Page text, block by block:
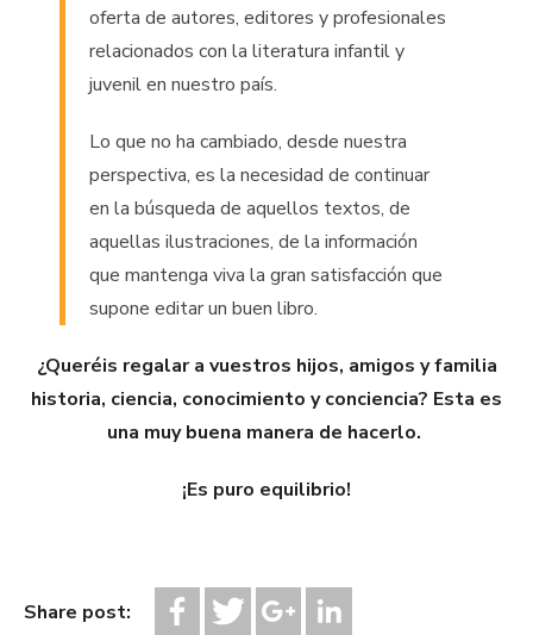
oferta de autores, editores y profesionales
relacionados con la literatura infantil y
juvenil en nuestro país.
Lo que no ha cambiado, desde nuestra
perspectiva, es la necesidad de continuar
en la búsqueda de aquellos textos, de
aquellas ilustraciones, de la información
que mantenga viva la gran satisfacción que
supone editar un buen libro.
¿Queréis regalar a vuestros hijos, amigos y familia
historia, ciencia, conocimiento y conciencia? Esta es
una muy buena manera de hacerlo.
¡Es puro equilibrio!
Share post: